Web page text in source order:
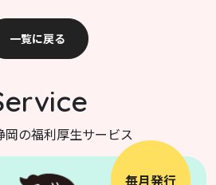
一覧に戻る
岡の福利厚生サービス
毎月発行